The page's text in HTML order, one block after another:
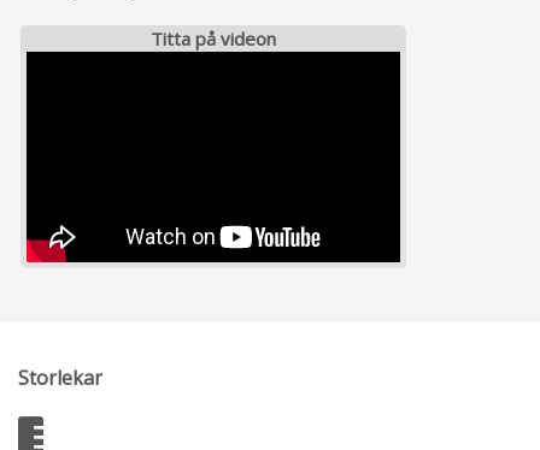
Titta på videon
Storlekar